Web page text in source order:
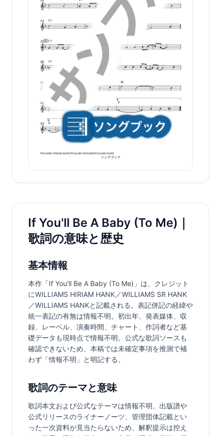
If You'll Be A Baby (To Me)｜
歌詞の意味と歴史
基本情報
本作「If You'll Be A Baby (To Me)」は、クレジット
にWILLIAMS HIRIAM HANK／WILLIAMS SR HANK
／WILLIAMS HANKと記載される。表記併記の経緯や
統一表記の有無は情報不明。初出年、発表媒体、収
録、レーベル、演奏時間、チャート、作詞者など基
礎データも現時点で情報不明。公式な歌詞ソースも
確認できないため、本稿では未確定事項を推測で補
わず「情報不明」と明記する。
歌詞のテーマと意味
歌詞本文および公式なテーマは情報不明。出版譜や
公式リリースのライナーノーツ、管理団体記載とい
った一次資料が見当たらないため、解釈提示は控え